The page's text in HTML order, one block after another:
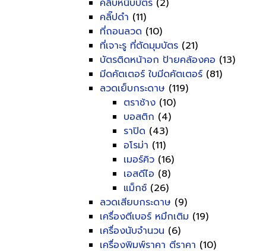
คลิ๊บหนีบบัตร (2)
คลิ๊ปดำ (11)
ที่ถอนลวด (10)
ที่เจาะรู ที่ตัดมุมบัตร (21)
บัตรติดหน้าอก ป้ายคล้องคอ (13)
มีดคัตเตอร์ ใบมีดคัตเตอร์ (81)
ลวดเย็บกระดาษ (119)
ตราช้าง (10)
บอสติก (4)
ราปิด (43)
อโรม่า (11)
เมอร์คิว (16)
เอสดีไอ (8)
แม็กซ์ (26)
ลวดเสียบกระดาษ (9)
เครื่องตีเบอร์ หมึกเติม (19)
เครื่องนับจำนวน (6)
เครื่องพิมพ์ราคา ตีราคา (10)